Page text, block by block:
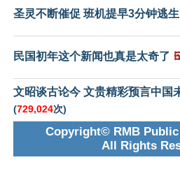
圣灵不断催促 班机提早3分钟逃生
民国初年这个新闻也真是太奇了
文昭谈古论今 文贵精彩预言中国
(729,024次)
Copyright© RMB
All Rights